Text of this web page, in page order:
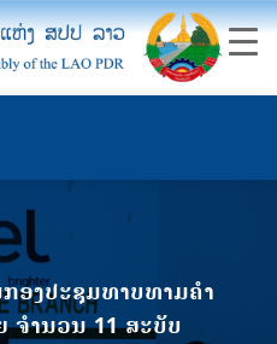
ອງປະຊຸມທາບທາມຄໍາ
ຈໍານວນ 11 ສະບັບ